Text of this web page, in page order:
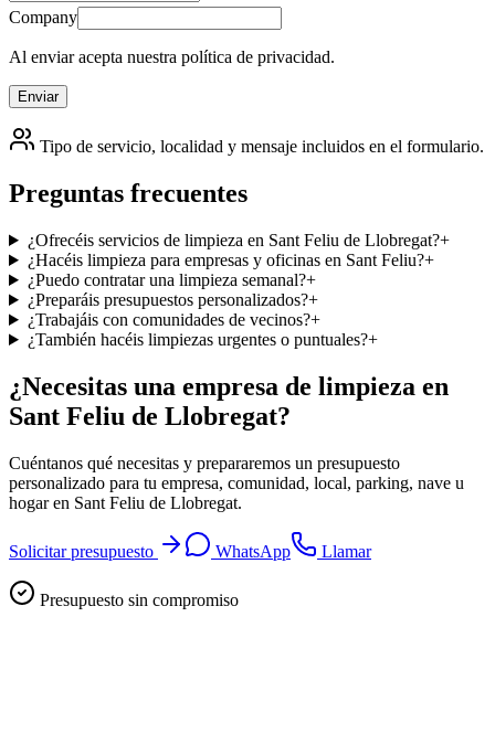
Company
Al enviar acepta nuestra política de privacidad.
Enviar
Tipo de servicio, localidad y mensaje incluidos en el formulario.
Preguntas frecuentes
¿Ofrecéis servicios de limpieza en Sant Feliu de Llobregat?+
¿Hacéis limpieza para empresas y oficinas en Sant Feliu?+
¿Puedo contratar una limpieza semanal?+
¿Preparáis presupuestos personalizados?+
¿Trabajáis con comunidades de vecinos?+
¿También hacéis limpiezas urgentes o puntuales?+
¿Necesitas una empresa de limpieza en
Sant Feliu de Llobregat?
Cuéntanos qué necesitas y prepararemos un presupuesto
personalizado para tu empresa, comunidad, local, parking, nave u
hogar en Sant Feliu de Llobregat.
Solicitar presupuesto WhatsApp Llamar
Presupuesto sin compromiso